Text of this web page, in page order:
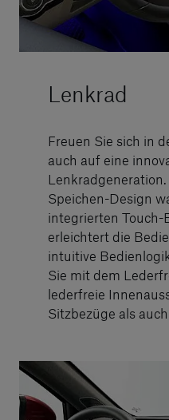
Lenkrad
Freuen Sie sich in
auch auf eine
Speichen-Design
integrierten
erleichtert die
intuitive
Sie mit dem
lederfreie
Sitzbezüge als